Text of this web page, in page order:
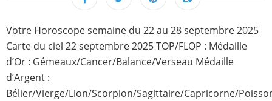
Votre Horoscope semaine du 22 au 28 septembre 2025
Carte du ciel 22 septembre 2025 TOP/FLOP : Médaille
d’Or : Gémeaux/Cancer/Balance/Verseau Médaille
d’Argent :
Bélier/Vierge/Lion/Scorpion/Sagittaire/Capricorne/